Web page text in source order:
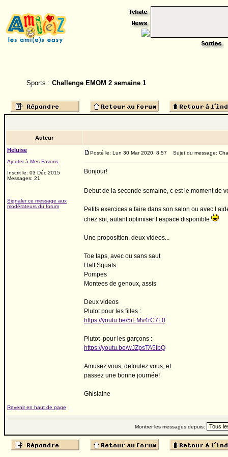
Sports : Challenge EMOM 2 semaine 1
Auteur
Heluise
Ajouter à Mes Favoris
Inscrit le: 03 Déc 2015
Messages: 21
Signaler ce message aux
modérateurs du forum
Posté le: Lun 30 Mar 2020, 8:57 Sujet du message:
Bonjour!
Debut de la seconde semaine, c est le moment de
Petits exercices a faire dans son salon ou avec l
chez soi, autant optimiser l espace disponible
Une proposition, deux videos...
Toe taps, avec ou sans saut
Half Squats
Pompes
Montees de genoux, assis
Deux videos
Plutot pour les filles :
https://youtu.be/5iEMv4rC7L0
Plutot pour les garçons :
https://youtu.be/wJZpsTA5IbQ
Amusez vous, defoulez vous, et
passez une bonne journée!
Ghislaine
Revenir en haut de page
Montrer les messages depuis: